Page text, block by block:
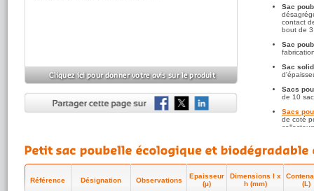
Sac
contact
bout de
Sac
Sac
Sacs
de 10
Sacs
de coté
Quel format de
Référence Désignation Observations
Epaisseur
(µ)
Dimensions l x
h (mm)
(L)